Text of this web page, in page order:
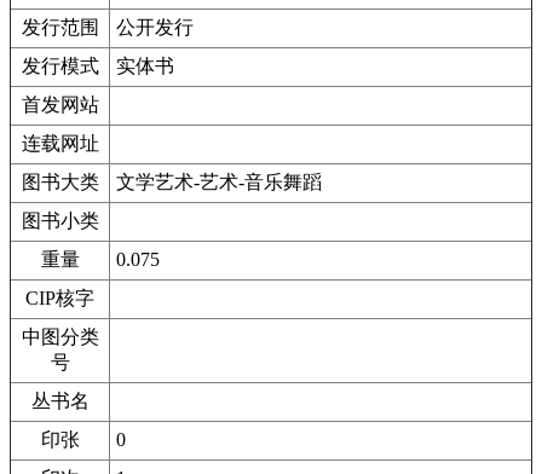
发行范围
公开发行
发行模式
实体书
首发网站
连载网址
图书大类
文学艺术-艺术-音乐舞蹈
图书小类
重量
0.075
CIP核字
中图分类
号
丛书名
印张
0